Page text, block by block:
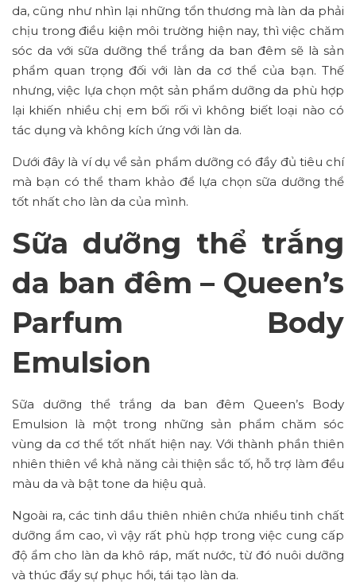
da, cũng như nhìn lại những tổn thương mà làn da phải
chịu trong điều kiện môi trường hiện nay, thì việc chăm
sóc da với sữa dưỡng thể trắng da ban đêm sẽ là sản
phẩm quan trọng đối với làn da cơ thể của bạn. Thế
nhưng, việc lựa chọn một sản phẩm dưỡng da phù hợp
lại khiến nhiều chị em bối rối vì không biết loại nào có
tác dụng và không kích ứng với làn da.
Dưới đây là ví dụ về sản phẩm dưỡng có đầy đủ tiêu chí
mà bạn có thể tham khảo để lựa chọn sữa dưỡng thể
tốt nhất cho làn da của mình.
Sữa dưỡng thể trắng
da ban đêm – Queen’s
Parfum Body
Emulsion
Sữa dưỡng thể trắng da ban đêm Queen’s Body
Emulsion là một trong những sản phẩm chăm sóc
vùng da cơ thể tốt nhất hiện nay. Với thành phần thiên
nhiên thiên về khả năng cải thiện sắc tố, hỗ trợ làm đều
màu da và bật tone da hiệu quả.
Ngoài ra, các tinh dầu thiên nhiên chứa nhiều tinh chất
dưỡng ẩm cao, vì vậy rất phù hợp trong việc cung cấp
độ ẩm cho làn da khô ráp, mất nước, từ đó nuôi dưỡng
và thúc đẩy sự phục hồi, tái tạo làn da.